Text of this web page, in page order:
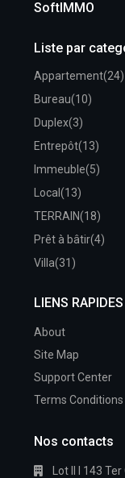
SoftIMMO
Liste par
Appartement(24)
Bureau(10)
Duplex(3)
Entrepôt(13)
Immeuble(5)
Local (13)
TERRAIN(18)
Prêt à bâtir(4)
Villa(31)
LIENS RAPIDES
About
Site Map
Support Center
Terms Conditions
Nos contacts
Lot II I 143